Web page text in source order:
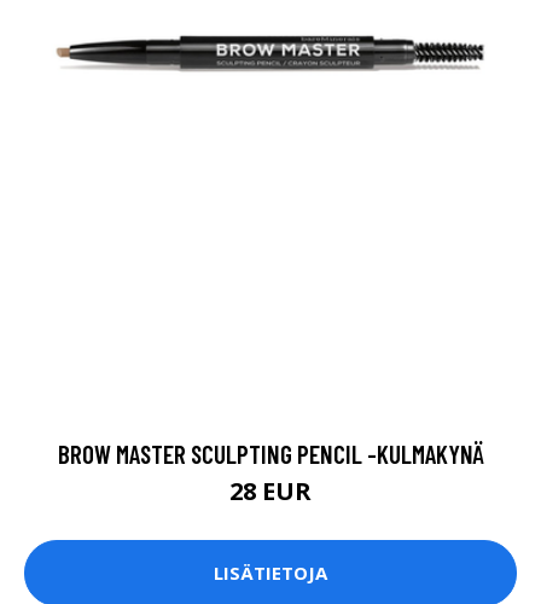
BROW MASTER SCULPTING PENCIL -KULMAKYNÄ
28 EUR
LISÄTIETOJA